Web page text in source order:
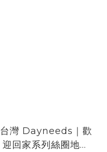
台灣 Dayneeds｜歡
迎回家系列絲圈地墊